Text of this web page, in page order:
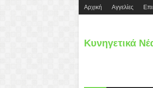
Aρχική Αγγελίες
Κυνηγετικά